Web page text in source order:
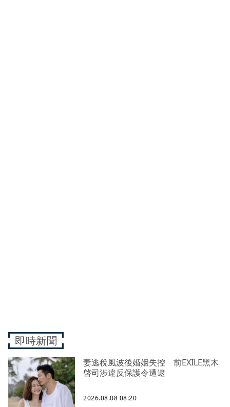
即時新聞
妻逃稅風波後婚姻失控 前EXILE黑木
啓司涉違反保護令遭逮
2026.08.08 08:20